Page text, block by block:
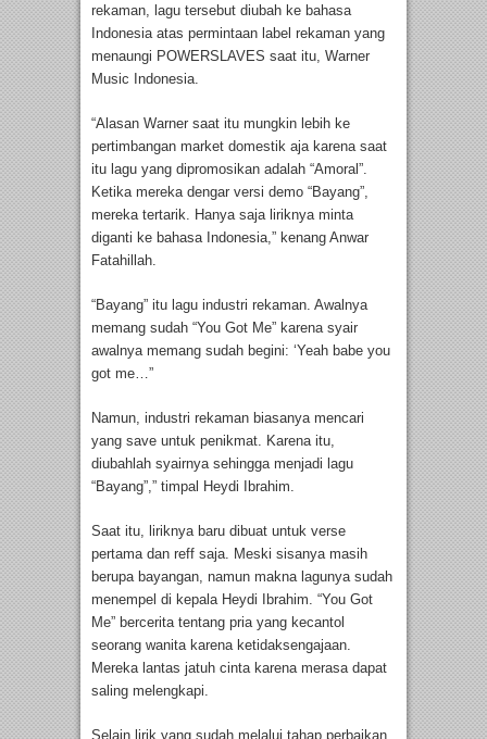
rekaman, lagu tersebut diubah ke bahasa
Indonesia atas permintaan label rekaman yang
menaungi POWERSLAVES saat itu, Warner
Music Indonesia.
“Alasan Warner saat itu mungkin lebih ke
pertimbangan market domestik aja karena saat
itu lagu yang dipromosikan adalah “Amoral”.
Ketika mereka dengar versi demo “Bayang”,
mereka tertarik. Hanya saja liriknya minta
diganti ke bahasa Indonesia,” kenang Anwar
Fatahillah.
“Bayang” itu lagu industri rekaman. Awalnya
memang sudah “You Got Me” karena syair
awalnya memang sudah begini: ‘Yeah babe you
got me…”
Namun, industri rekaman biasanya mencari
yang save untuk penikmat. Karena itu,
diubahlah syairnya sehingga menjadi lagu
“Bayang”,” timpal Heydi Ibrahim.
Saat itu, liriknya baru dibuat untuk verse
pertama dan reff saja. Meski sisanya masih
berupa bayangan, namun makna lagunya sudah
menempel di kepala Heydi Ibrahim. “You Got
Me” bercerita tentang pria yang kecantol
seorang wanita karena ketidaksengajaan.
Mereka lantas jatuh cinta karena merasa dapat
saling melengkapi.
Selain lirik yang sudah melalui tahap perbaikan